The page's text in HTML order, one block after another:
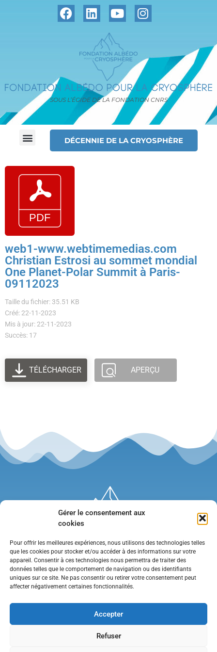
Gérer le consentement aux
cookies
Pour offrir les meilleures expériences, nous utilisons des technologies telles
que les cookies pour stocker et/ou accéder à des informations sur votre
appareil. Consentir à ces technologies nous permettra de traiter des
données telles que le comportement de navigation ou des identifiants
uniques sur ce site. Ne pas consentir ou retirer votre consentement peut
affecter négativement certaines fonctionnalités.
Accepter
Refuser
SOUS L’ÉGIDE DE LA FONDATION CNRS
DÉCENNIE DE LA CRYOSPHÈRE
web1-www.webtimemedias.com
Christian Estrosi au sommet mondial
One Planet-Polar Summit à Paris-
09112023
Taille du fichier: 35.51 KB
Créé: 22-11-2023
Mis à jour: 22-11-2023
Succès: 17
TÉLÉCHARGER APERÇU
•Contact